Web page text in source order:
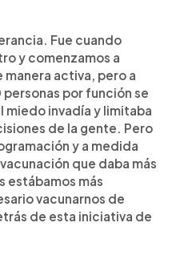
Fue cuando
y comenzamos a
activa, pero a
por función se
miedo invadía y limitaba
de la gente. Pero
y a medida
que daba más
estábamos más
vacunarnos de
de esta iniciativa de